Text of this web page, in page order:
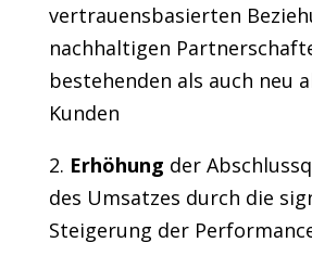
vertrauensbasierten
nachhaltigen
bestehenden als auch neu
Kunden
2. Erhöhung der
des Umsatzes durch die
Steigerung der